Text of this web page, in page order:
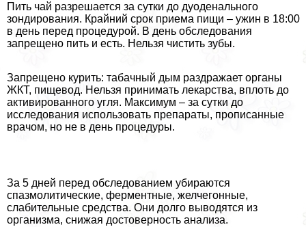
Пить чай разрешается за сутки до дуоденального
зондирования. Крайний срок приема пищи – ужин в 18:00
в день перед процедурой. В день обследования
запрещено пить и есть. Нельзя чистить зубы.
Запрещено курить: табачный дым раздражает органы
ЖКТ, пищевод. Нельзя принимать лекарства, вплоть до
активированного угля. Максимум – за сутки до
исследования использовать препараты, прописанные
врачом, но не в день процедуры.
За 5 дней перед обследованием убираются
спазмолитические, ферментные, желчегонные,
слабительные средства. Они долго выводятся из
организма, снижая достоверность анализа.